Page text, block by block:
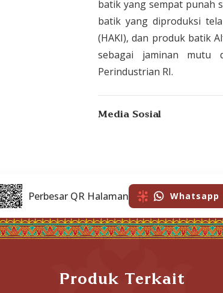
batik yang sempat punah
batik yang diproduksi
(HAKI), dan produk batik
sebagai jaminan mutu
Perindustrian RI.
Media Sosial
Perbesar QR Halaman Whatsapp
Produk Terkait